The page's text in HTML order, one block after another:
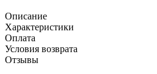
Описание
Характеристики
Оплата
Условия возврата
Отзывы